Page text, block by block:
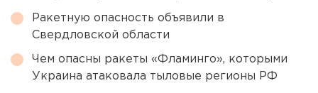
Ракетную опасность объявили в
Свердловской области
Чем опасны ракеты «Фламинго», которыми
Украина атаковала тыловые регионы РФ